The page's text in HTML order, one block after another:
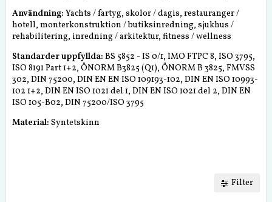
Användning: Yachts / fartyg, skolor / dagis, restauranger /
hotell, monterkonstruktion / butiksinredning, sjukhus /
rehabilitering, inredning / arkitektur, fitness / wellness
Standarder uppfyllda: BS 5852 - IS 0/1, IMO FTPC 8, ISO 3795,
ISO 8191 Part 1+2, ÖNORM B3825 (Q1), ÖNORM B 3825, FMVSS
302, DIN 75200, DIN EN EN ISO 109193-102, DIN EN ISO 10993-
102 1+2, DIN EN ISO 1021 del 1, DIN EN ISO 1021 del 2, DIN EN
ISO 105-B02, DIN 75200/ISO 3795
Material: Syntetskinn
Filter